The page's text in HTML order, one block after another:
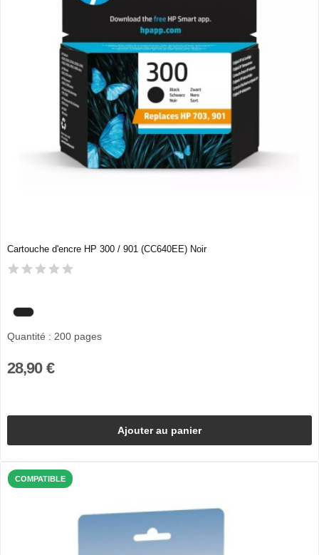
Cartouche d'encre HP 300 / 901 (CC640EE) Noir
Quantité : 200 pages
28,90 €
Ajouter au panier
COMPATIBLE